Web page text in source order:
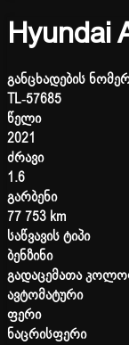
Hyundai
განცხადების
TL-57685
წელი
2021
ძრავი
1.6
გარბენი
77 753 km
საწვავის ტიპი
ბენზინი
გადაცემათა
ავტომატური
ფერი
ნაცრისფერი